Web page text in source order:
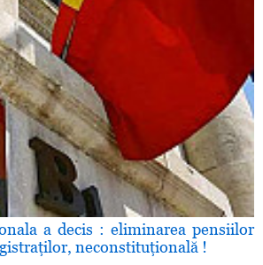
a decis : eliminarea pensiilor
neconstituţională !